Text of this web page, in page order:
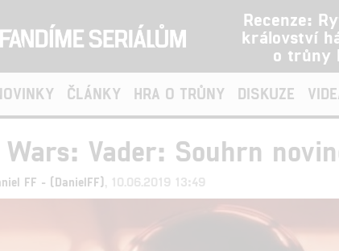
Recenze:
království
o trůny
ČLÁNKY HRA O TRŮNY DISKUZE
Vader: Souhrn
FF - (DanielFF) , 10.06.2019 13:49